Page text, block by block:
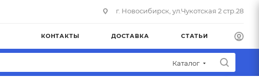
г. Новосибирск, ул.Чукотская 2 стр.28
КОНТАКТЫ ДОСТАВКА СТАТЬИ
Каталог